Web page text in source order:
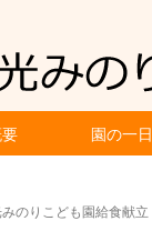
園の一日
のりこども園給食献立